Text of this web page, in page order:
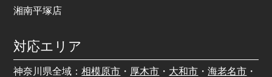
湘南平塚店
対応エリア
神奈川県全域：相模原市 ・ 厚木市 ・ 大和市 ・海老名市 ・